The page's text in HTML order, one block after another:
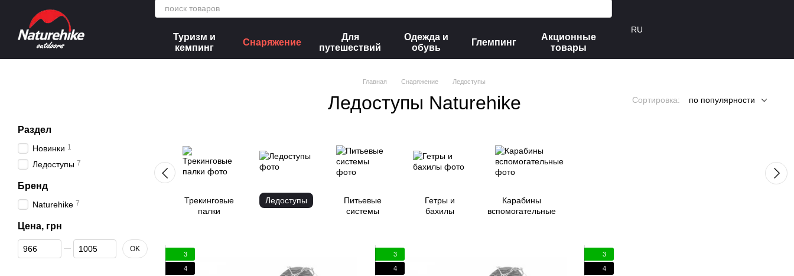
Перейти к основному контенту
Туризм и
кемпинг
Снаряжение
Для
путешествий
Одежда и
обувь
Глемпинг
Акционные
товары
RU
Главная Снаряжение Ледоступы
Ледоступы Naturehike Сортировка: по популярности
Трекинговые
палки
Ледоступы
Питьевые
системы
Гетры и
бахилы
Карабины
вспомогательные
3
4
3
4
3
4
Раздел
Новинки 1
Ледоступы 7
Бренд
Naturehike 7
Цена, грн
От Цена, грн
До Цена, грн OK